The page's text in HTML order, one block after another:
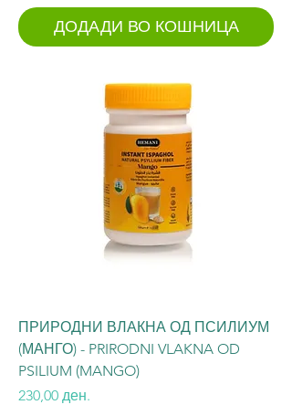
ДОДАДИ ВО КОШНИЦА
ПРИРОДНИ ВЛАКНА ОД ПСИЛИУМ
(МАНГО) - PRIRODNI VLAKNA OD
PSILIUM (MANGO)
Price
230,00 ден.